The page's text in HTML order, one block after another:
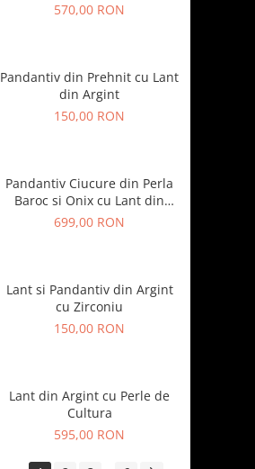
570,00 RON
Pandantiv din Prehnit cu Lant
din Argint
150,00 RON
Pandantiv Ciucure din Perla
Baroc si Onix cu Lant din
Argint
699,00 RON
Lant si Pandantiv din Argint
cu Zirconiu
150,00 RON
Lant din Argint cu Perle de
Cultura
595,00 RON